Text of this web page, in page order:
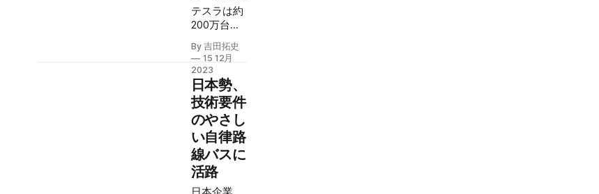
テスラは約
200万台の
車両に対し
て大規模な
リコールを
実施した。
自律走行車
（AV）技術
に関連した
問題で再び
打撃を受け
た。しか
し、このリ
By 吉田拓史
15 12月
2023
日本勢、
技術要件
のやさし
い自律路
線バスに
活路